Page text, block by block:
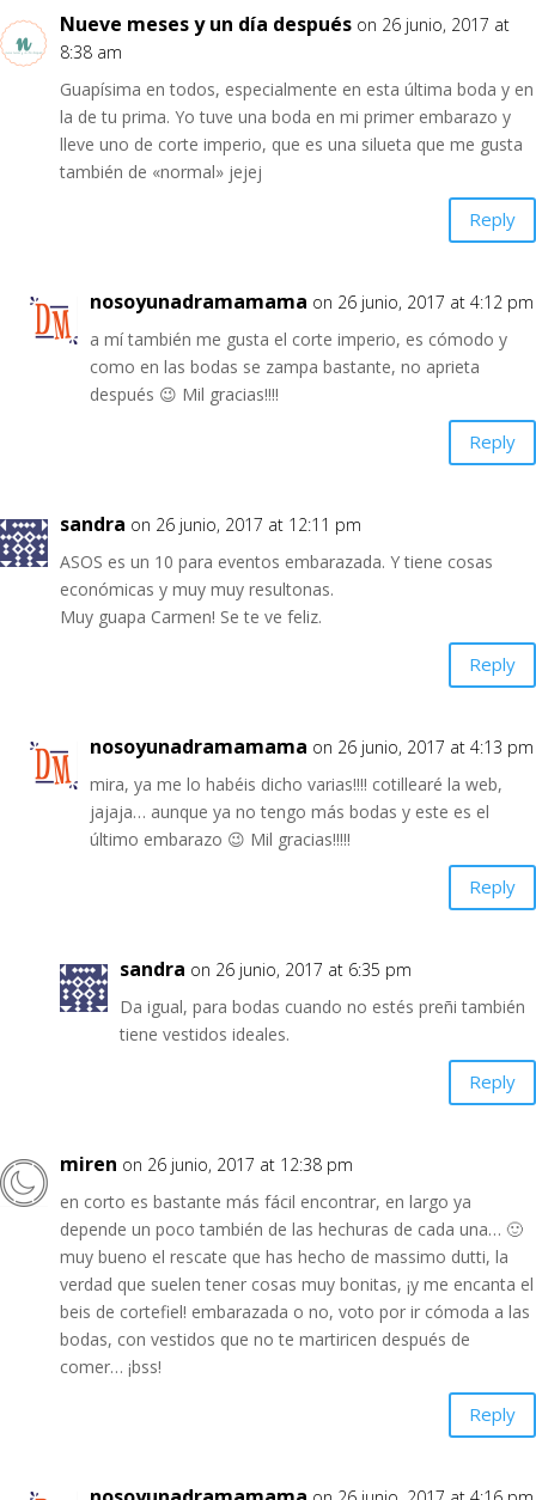
Nueve meses y un día después on 26 junio, 2017 at
8:38 am
Guapísima en todos, especialmente en esta última boda y en
la de tu prima. Yo tuve una boda en mi primer embarazo y
lleve uno de corte imperio, que es una silueta que me gusta
también de «normal» jejej
Reply
nosoyunadramamama on 26 junio, 2017 at 4:12 pm
a mí también me gusta el corte imperio, es cómodo y
como en las bodas se zampa bastante, no aprieta
después 😉 Mil gracias!!!!
Reply
sandra on 26 junio, 2017 at 12:11 pm
ASOS es un 10 para eventos embarazada. Y tiene cosas
económicas y muy muy resultonas.
Muy guapa Carmen! Se te ve feliz.
Reply
nosoyunadramamama on 26 junio, 2017 at 4:13 pm
mira, ya me lo habéis dicho varias!!!! cotillearé la web,
jajaja… aunque ya no tengo más bodas y este es el
último embarazo 😉 Mil gracias!!!!!
Reply
sandra on 26 junio, 2017 at 6:35 pm
Da igual, para bodas cuando no estés preñi también
tiene vestidos ideales.
Reply
miren on 26 junio, 2017 at 12:38 pm
en corto es bastante más fácil encontrar, en largo ya
depende un poco también de las hechuras de cada una… 🙂
muy bueno el rescate que has hecho de massimo dutti, la
verdad que suelen tener cosas muy bonitas, ¡y me encanta el
beis de cortefiel! embarazada o no, voto por ir cómoda a las
bodas, con vestidos que no te martiricen después de
comer… ¡bss!
Reply